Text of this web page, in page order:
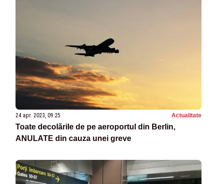
24 apr. 2023, 09:25 Actualitate
Toate decolările de pe aeroportul din Berlin,
ANULATE din cauza unei greve